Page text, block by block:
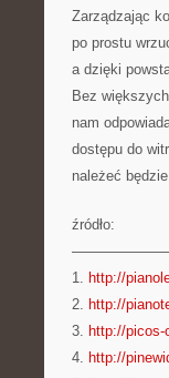
Zarządzając
po prostu
a dzięki
Bez
nam
dostępu do
należeć
źródło:
1. http://
2. http://
3. http://picos-
4. http://